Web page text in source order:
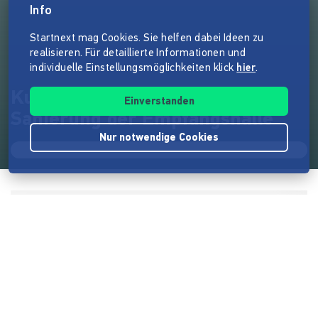
Kulturbahnhof Leisnig -
Sanierung der Empfangshalle
Info
Startnext mag Cookies. Sie helfen dabei Ideen zu
realisieren. Für detaillierte Informationen und
individuelle Einstellungsmöglichkeiten klick hier.
Einverstanden
Nur notwendige Cookies